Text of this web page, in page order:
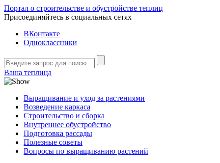
Портал о строительстве и обустройстве теплиц
Присоединяйтесь в социальных сетях
ВКонтакте
Одноклассники
Ваша теплица
Выращивание и уход за растениями
Возведение каркаса
Строительство и сборка
Внутреннее обустройство
Подготовка рассады
Полезные советы
Вопросы по выращиванию растений